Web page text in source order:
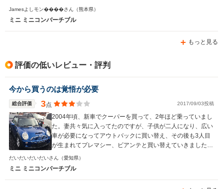
あれ、燃費やガソリン代を気にする以上に、MINIカブリ
オレに乗ること自体が大きな喜びとなっていることは確か
です！
Jamesよしモン����さん （熊本県）
ミニ ミニコンバーチブル
もっと見る
評価の低いレビュー・評判
今から買うのは覚悟が必要
総合評価 3点 2017/09/03投稿
2004年頃、新車でクーパーを買って、2年ほど乗っていまし
た。妻共々気に入ってたのですが、子供が二人になり、広い
車が必要になってアウトバックに買い替え、その後も3人目
が生まれてプレマシー、ビアンテと買い替えていきました
が、当時の楽しさが忘れられず、少し余裕ができたのでセカ
ンドカーとして、ミニコンバーチブルを買うことにしまし
た。とは言え新車を買うほどの余裕はなく、見た目もこじん
だいだいだいだいさん （愛知県）
ミニ ミニコンバーチブル